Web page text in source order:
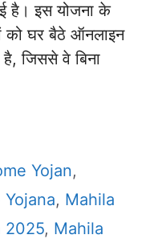
है। इस योजना के
को घर बैठे ऑनलाइन
है, जिससे वे बिना
Yojan,
, Mahila
2025, Mahila